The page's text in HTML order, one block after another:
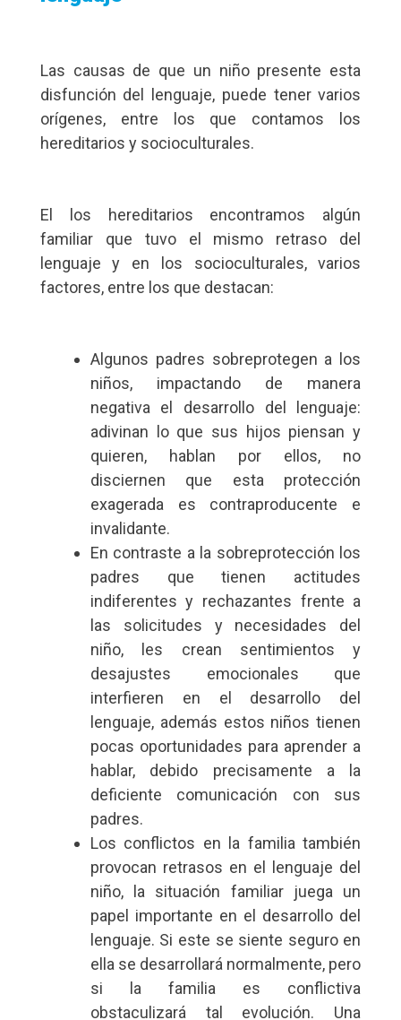
Las causas de que un niño presente esta
disfunción del lenguaje, puede tener varios
orígenes, entre los que contamos los
hereditarios y socioculturales.
El los hereditarios encontramos algún
familiar que tuvo el mismo retraso del
lenguaje y en los socioculturales, varios
factores, entre los que destacan:
Algunos padres sobreprotegen a los
niños, impactando de manera
negativa el desarrollo del lenguaje:
adivinan lo que sus hijos piensan y
quieren, hablan por ellos, no
disciernen que esta protección
exagerada es contraproducente e
invalidante.
En contraste a la sobreprotección los
padres que tienen actitudes
indiferentes y rechazantes frente a
las solicitudes y necesidades del
niño, les crean sentimientos y
desajustes emocionales que
interfieren en el desarrollo del
lenguaje, además estos niños tienen
pocas oportunidades para aprender a
hablar, debido precisamente a la
deficiente comunicación con sus
padres.
Los conflictos en la familia también
provocan retrasos en el lenguaje del
niño, la situación familiar juega un
papel importante en el desarrollo del
lenguaje. Si este se siente seguro en
ella se desarrollará normalmente, pero
si la familia es conflictiva
obstaculizará tal evolución. Una